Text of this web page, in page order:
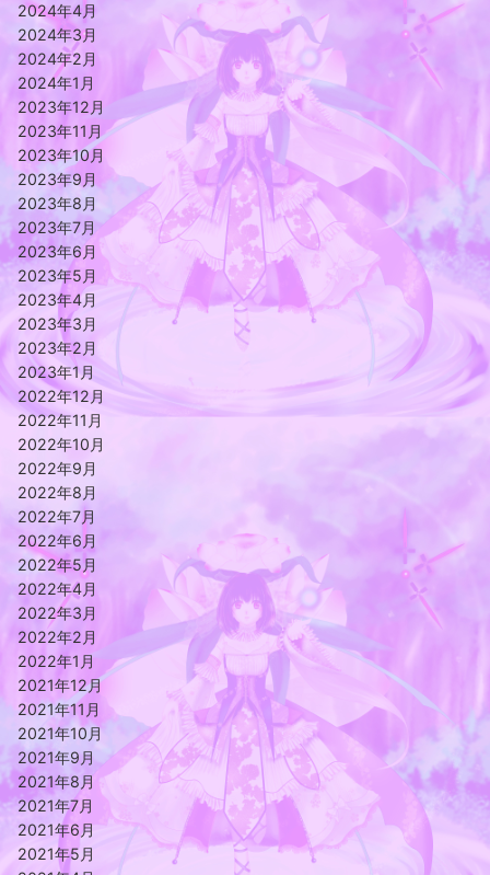
2024年4月
2024年3月
2024年2月
2024年1月
2023年12月
2023年11月
2023年10月
2023年9月
2023年8月
2023年7月
2023年6月
2023年5月
2023年4月
2023年3月
2023年2月
2023年1月
2022年12月
2022年11月
2022年10月
2022年9月
2022年8月
2022年7月
2022年6月
2022年5月
2022年4月
2022年3月
2022年2月
2022年1月
2021年12月
2021年11月
2021年10月
2021年9月
2021年8月
2021年7月
2021年6月
2021年5月